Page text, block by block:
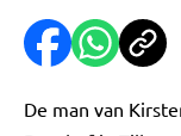
De man van